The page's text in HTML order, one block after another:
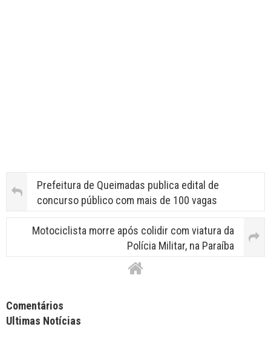
Prefeitura de Queimadas publica edital de
concurso público com mais de 100 vagas
Motociclista morre após colidir com viatura da
Polícia Militar, na Paraíba
Facebook Comments APPID
Comentários
Ultimas Notícias